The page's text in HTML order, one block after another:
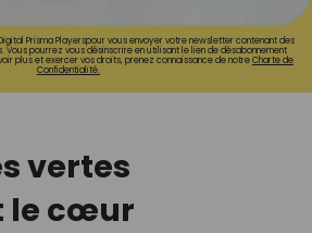
Prisma Playerspour vous envoyer votre newsletter contenant des
pourrez vous désinscrire en utilisant le lien de désabonnement
plus et exercer vos droits, prenez connaissance de notreCharte de
Confidentialité.
vertes
le cœur